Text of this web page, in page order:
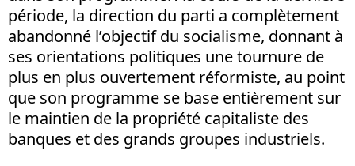
période, la direction du parti a complètement
abandonné l’objectif du socialisme, donnant à
ses orientations politiques une tournure de
plus en plus ouvertement réformiste, au point
que son programme se base entièrement sur
le maintien de la propriété capitaliste des
banques et des grands groupes industriels.